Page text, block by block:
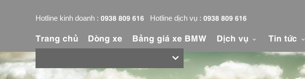
Hotline kinh doanh : 0938 809 616 Hotline dịch vụ : 0938 809 616
Trang chủ Dòng xe Bảng giá xe BMW Dịch vụ Tin tức